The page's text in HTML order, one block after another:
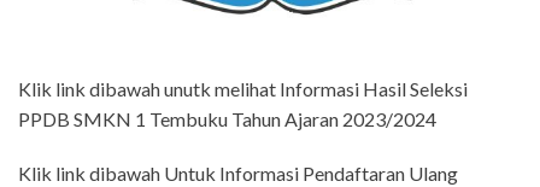
Klik link dibawah unutk melihat Informasi Hasil Seleksi
PPDB SMKN 1 Tembuku Tahun Ajaran 2023/2024
Klik link dibawah Untuk Informasi Pendaftaran Ulang